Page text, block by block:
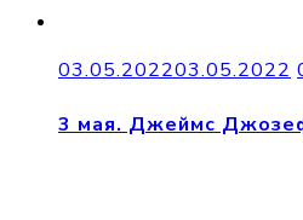
03.05.202203.05.2022
3 мая. Джеймс